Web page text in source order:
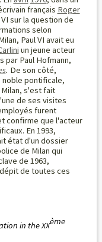
français Roger
sur la question de
selon
Paul VI avait eu
un jeune acteur
par Paul Hofmann,
. De son côté,
noble pontificale,
s'est fait
de ses visites
furent
confirme que l'acteur
En 1993,
état d'un dossier
de Milan qui
de 1963,
de toutes ces
in the XXème